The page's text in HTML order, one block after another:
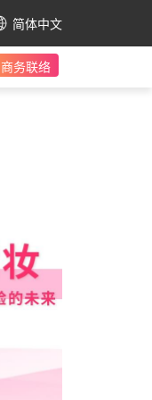
简体中文
商务联络